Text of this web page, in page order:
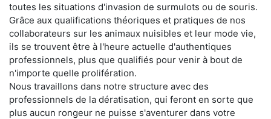
toutes les situations d'invasion de surmulots ou de souris.
Grâce aux qualifications théoriques et pratiques de nos
collaborateurs sur les animaux nuisibles et leur mode vie,
ils se trouvent être à l'heure actuelle d'authentiques
professionnels, plus que qualifiés pour venir à bout de
n'importe quelle prolifération.
Nous travaillons dans notre structure avec des
professionnels de la dératisation, qui feront en sorte que
plus aucun rongeur ne puisse s'aventurer dans votre